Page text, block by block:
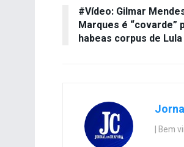
#Vídeo: Gilmar
Marques é “covarde”
habeas corpus de Lula
| Bem